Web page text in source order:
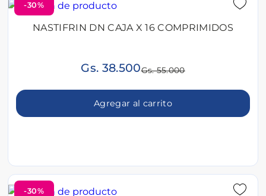
-30%
NASTIFRIN DN CAJA X 16 COMPRIMIDOS
Gs. 38.500Gs. 55.000
Agregar al carrito
-30%